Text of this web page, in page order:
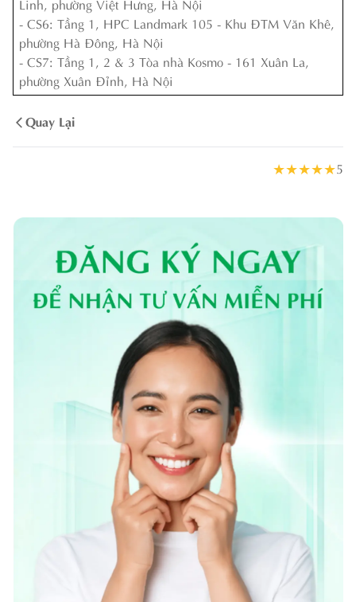
- CS6: Tầng 1, HPC Landmark 105 - Khu ĐTM Văn Khê,
phường Hà Đông, Hà Nội
- CS7: Tầng 1, 2 & 3 Tòa nhà Kosmo - 161 Xuân La,
phường Xuân Đỉnh, Hà Nội
Quay Lại
★★★★★5